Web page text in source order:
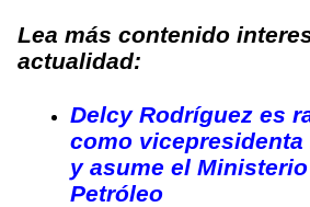
Lea más contenido
actualidad:
Delcy Rodríguez es
como vicepresidenta
y asume el
Petróleo